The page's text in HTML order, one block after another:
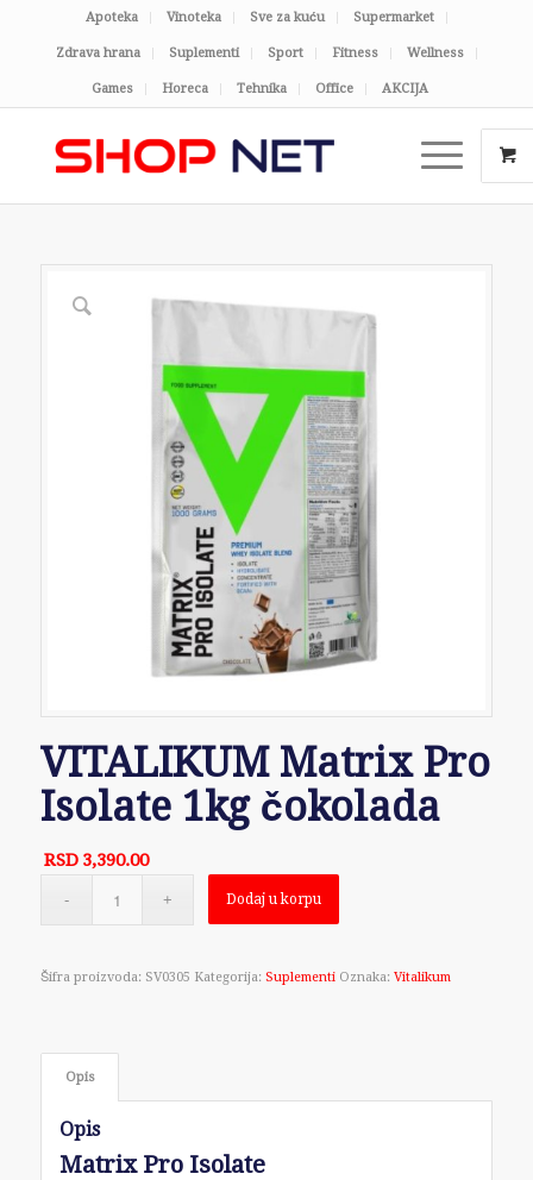
Apoteka Vinoteka Sve za kuću Supermarket
Zdrava hrana Suplementi Sport Fitness Wellness
Games Horeca Tehnika Office AKCIJA
VITALIKUM Matrix Pro
Isolate 1kg čokolada
RSD 3,390.00
Dodaj u korpu
Šifra proizvoda: SV0305 Kategorija: Suplementi Oznaka: Vitalikum
Opis
Opis
Matrix Pro Isolate